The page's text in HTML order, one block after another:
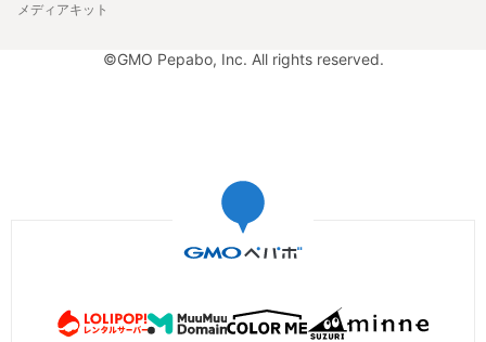
メディアキット
©GMO Pepabo, Inc. All rights reserved.